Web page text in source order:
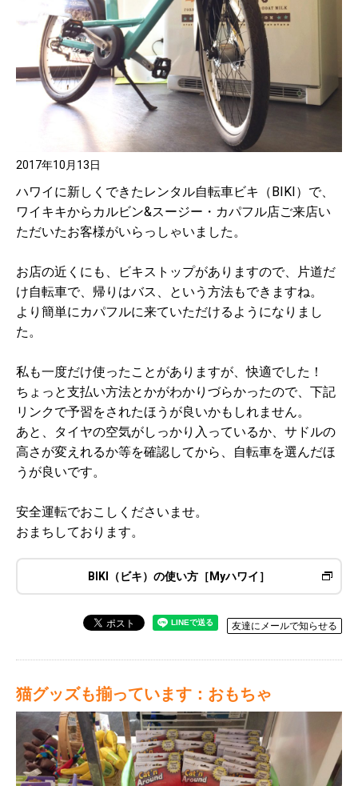
2017年10月13日
ハワイに新しくできたレンタル自転車ビキ（BIKI）で、
ワイキキからカルビン&スージー・カパフル店ご来店い
ただいたお客様がいらっしゃいました。
お店の近くにも、ビキストップがありますので、片道だ
け自転車で、帰りはバス、という方法もできますね。
より簡単にカパフルに来ていただけるようになりまし
た。
私も一度だけ使ったことがありますが、快適でした！
ちょっと支払い方法とかがわかりづらかったので、下記
リンクで予習をされたほうが良いかもしれません。
あと、タイヤの空気がしっかり入っているか、サドルの
高さが変えれるか等を確認してから、自転車を選んだほ
うが良いです。
安全運転でおこしくださいませ。
おまちしております。
BIKI（ビキ）の使い方［Myハワイ］
友達にメールで知らせる
猫グッズも揃っています：おもちゃ